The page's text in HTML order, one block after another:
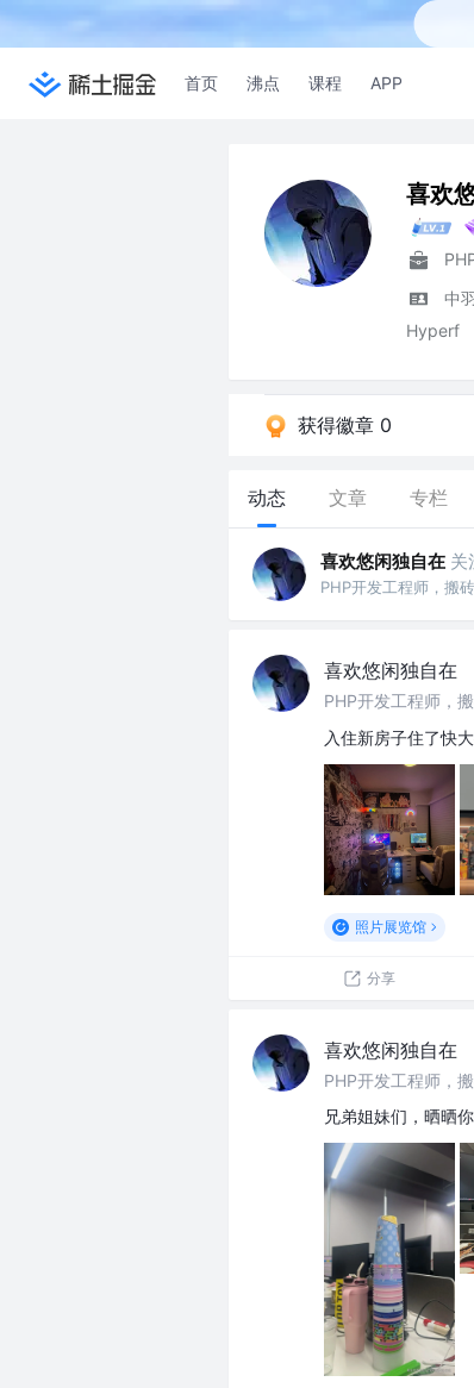
首页 沸点 课程 APP
喜欢
中
Hyperf
获得徽章 0
动态 文章 专栏
喜欢悠闲独自在 关
PHP开发工程师，搬
喜欢悠闲独自在
PHP开发工程师，
入住新房子住了快
照片展览馆
分享
喜欢悠闲独自在
PHP开发工程师，
兄弟姐妹们，晒晒